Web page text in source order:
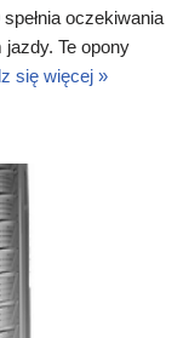
oczekiwania
Te opony
się więcej »